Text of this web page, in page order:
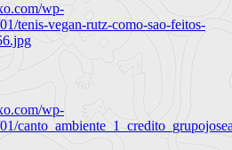
wp-
tenis-vegan-rutz-como-sao-feitos-
wp-